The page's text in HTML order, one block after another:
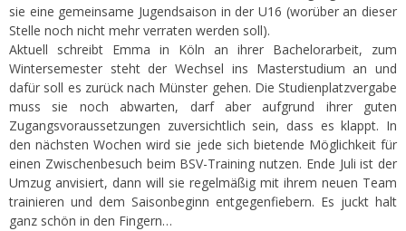
sie eine gemeinsame Jugendsaison in der U16 (worüber an dieser
Stelle noch nicht mehr verraten werden soll).
Aktuell schreibt Emma in Köln an ihrer Bachelorarbeit, zum
Wintersemester steht der Wechsel ins Masterstudium an und
dafür soll es zurück nach Münster gehen. Die Studienplatzvergabe
muss sie noch abwarten, darf aber aufgrund ihrer guten
Zugangsvoraussetzungen zuversichtlich sein, dass es klappt. In
den nächsten Wochen wird sie jede sich bietende Möglichkeit für
einen Zwischenbesuch beim BSV-Training nutzen. Ende Juli ist der
Umzug anvisiert, dann will sie regelmäßig mit ihrem neuen Team
trainieren und dem Saisonbeginn entgegenfiebern. Es juckt halt
ganz schön in den Fingern…